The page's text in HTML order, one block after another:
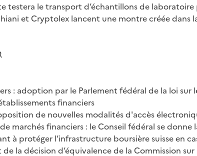
testera le transport d’échantillons de laboratoire
et Cryptolex lancent une montre créée dans
: adoption par le Parlement fédéral de la loi sur
financiers
de nouvelles modalités d'accès
marchés financiers : le Conseil fédéral se donne
à protéger l’infrastructure boursière suisse en
la décision d’équivalence de la Commission sur